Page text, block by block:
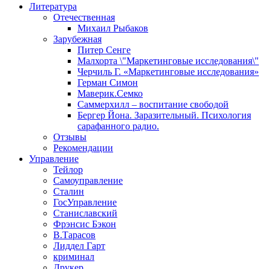
Литература
Отечественная
Михаил Рыбаков
Зарубежная
Питер Сенге
Малхорта \"Маркетинговые исследования\"
Черчиль Г. «Маркетинговые исследования»
Герман Симон
Маверик.Семко
Саммерхилл – воспитание свободой
Бергер Йона. Заразительный. Психология
сарафанного радио.
Отзывы
Рекомендации
Управление
Тейлор
Самоуправление
Сталин
ГосУправление
Станиславский
Фрэнсис Бэкон
В.Тарасов
Лиддел Гарт
криминал